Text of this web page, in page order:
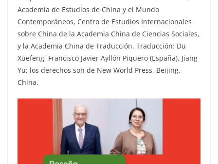
Academia de Estudios de China y el Mundo
Contemporáneos, Centro de Estudios Internacionales
sobre China de la Academia China de Ciencias Sociales,
y la Academia China de Traducción. Traducción: Du
Xuefeng, Francisco Javier Ayllón Piquero (España), Jiang
Yu; los derechos son de New World Press, Beijing,
China.